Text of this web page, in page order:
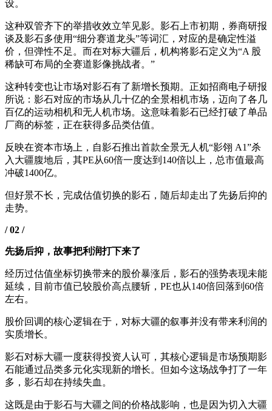
设。
这种双管齐下的举措收效立竿见影。影石上市初期，券商研报
谈及影石多使用“细分赛道龙头”等词汇，对应的是确定性溢
价，但弹性不足。而在对标大疆后，机构将影石定义为“A 股
稀缺可布局的全赛道影像挑战者。”
这种转变也让市场对影石有了新增长预期。正如招商电子研报
所说：影石对应的市场从几十亿的全景相机市场，迈向了各几
百亿的运动相机和无人机市场。这意味着影石已经打破了单品
厂商的标签，正在获得多品类估值。
反映在资本市场上，自影石推出首款全景无人机“影翎 A1”杀
入大疆腹地后，其PE从60倍一度达到140倍以上，总市值最高
冲破1400亿。
但好景不长，完成估值切换的影石，随后却走出了先扬后抑的
走势。
/ 02 /
先扬后抑，故事把利润打下来了
经历过估值坐标切换带来的股价暴涨后，影石的强势表现未能
延续，目前市值已较股价高点腰斩，PE也从140倍回落到60倍
左右。
股价回调的核心逻辑在于，对标大疆的叙事并没有带来利润的
实质增长。
影石对标大疆一度获得投资人认可，其核心逻辑是市场预期影
石能通过品类多元化实现新的增长。但如今这场战争打了一年
多，影石却在持续失血。
这既是由于影石与大疆之间的价格战影响，也是因为切入大疆